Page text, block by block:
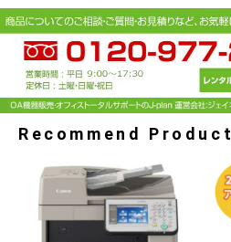
Recommend Product